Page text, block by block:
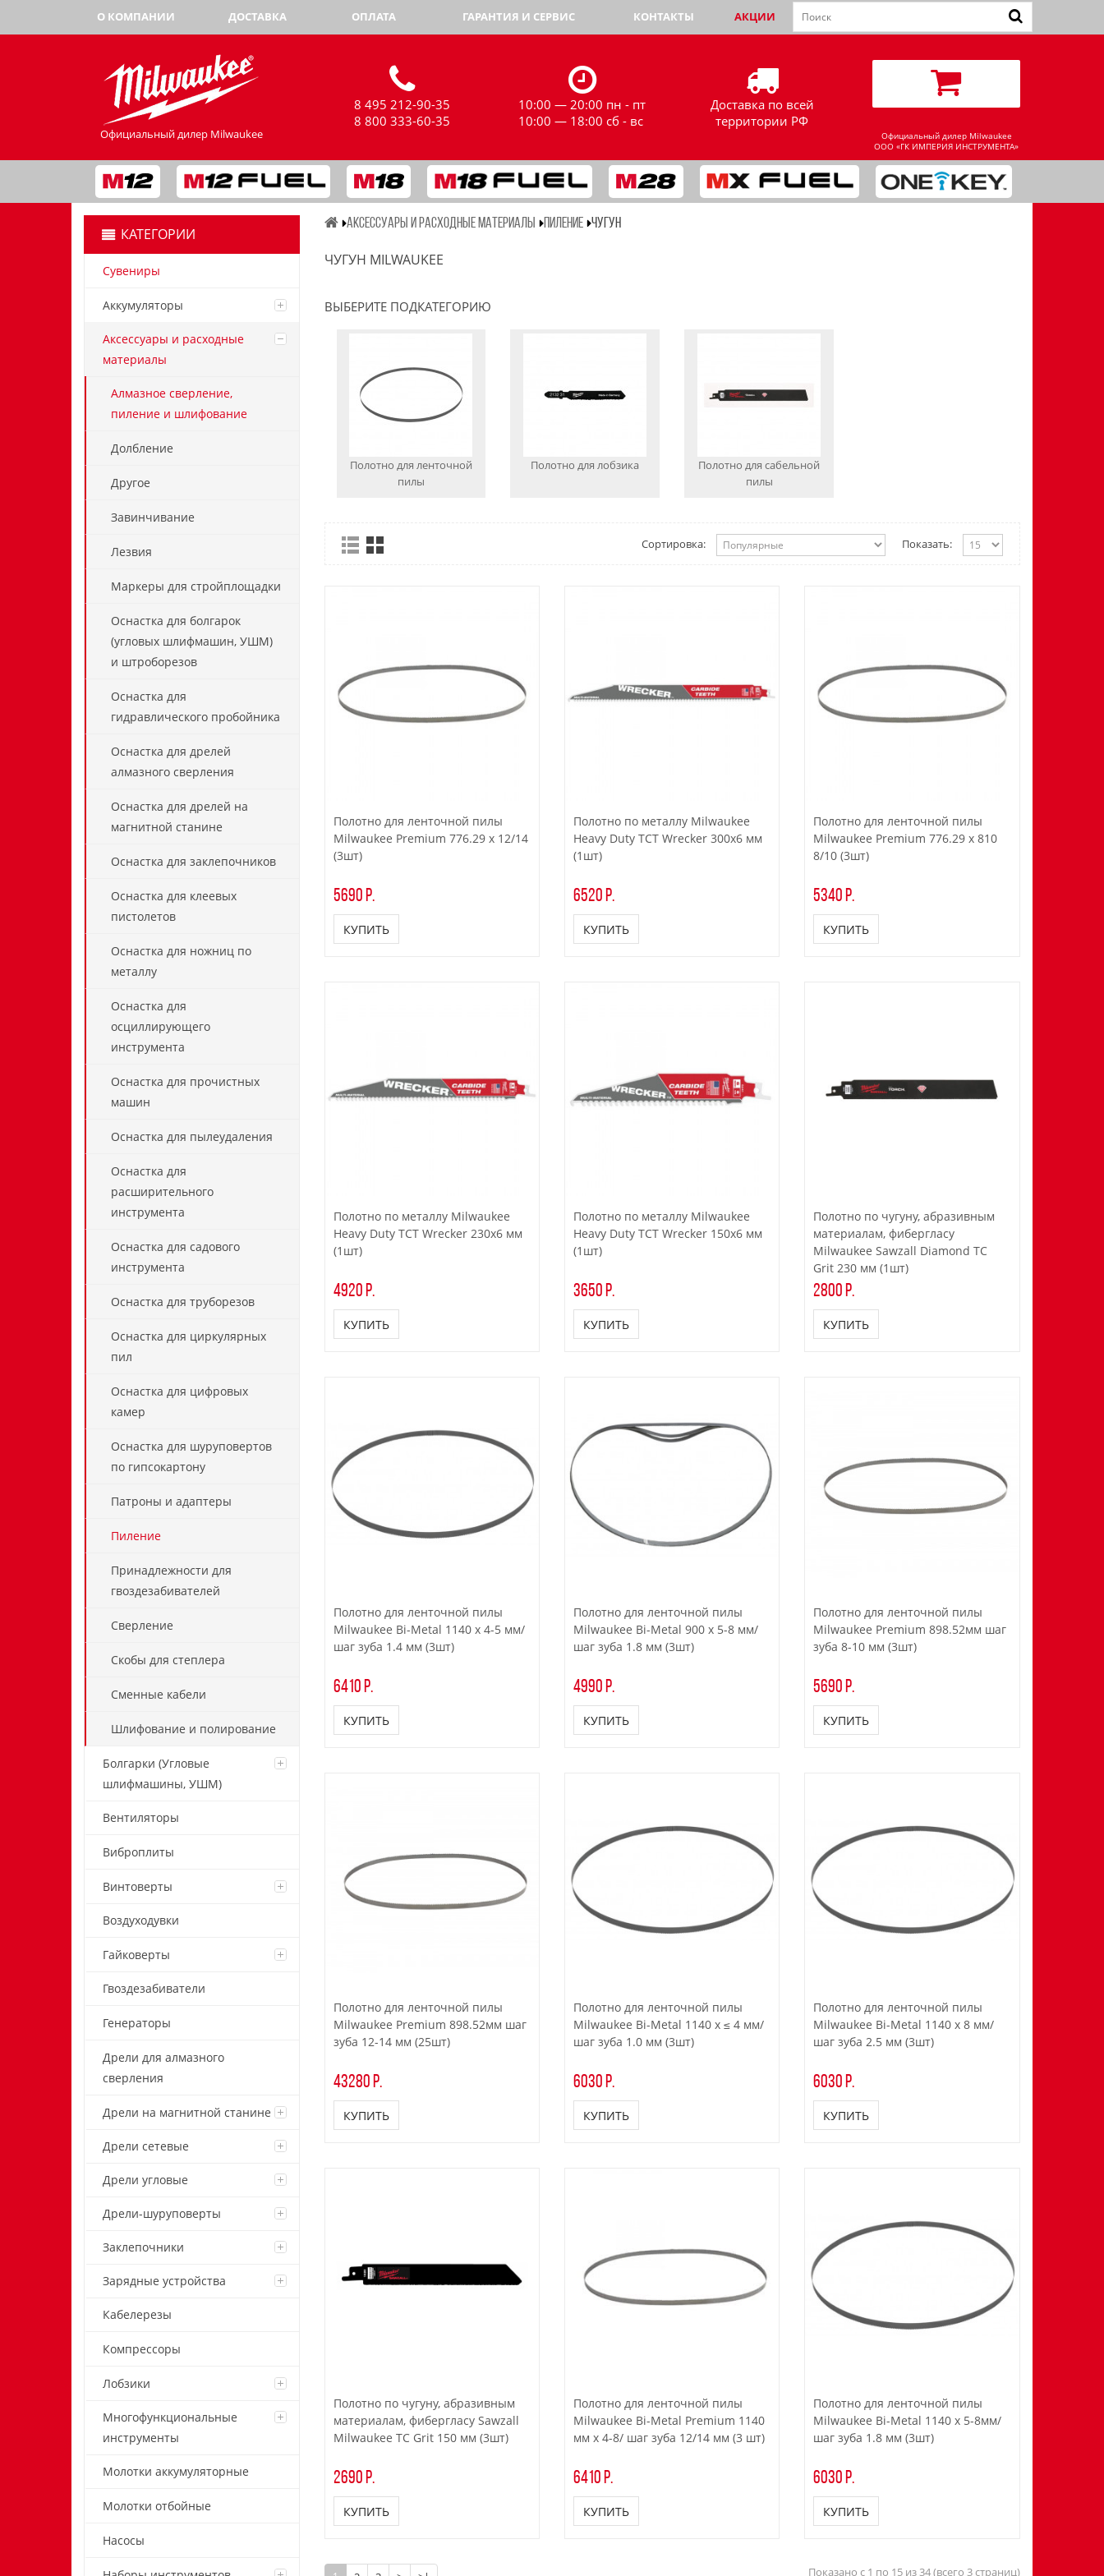
О КОМПАНИИ ДОСТАВКА ОПЛАТА ГАРАНТИЯ И СЕРВИС КОНТАКТЫ АКЦИИ
Официальный дилер Milwaukee
8 495 212-90-35
8 800 333-60-35
10:00 — 20:00 пн - пт
10:00 — 18:00 сб - вс
Доставка по всей
территории РФ
Официальный дилер Milwaukee
ООО «ГК ИМПЕРИЯ ИНСТРУМЕНТА»
КАТЕГОРИИ
Сувениры
Аккумуляторы
Аксессуары и расходные
материалы
Алмазное сверление,
пиление и шлифование
Долбление
Другое
Завинчивание
Лезвия
Маркеры для стройплощадки
Оснастка для болгарок
(угловых шлифмашин, УШМ)
и штроборезов
Оснастка для
гидравлического пробойника
Оснастка для дрелей
алмазного сверления
Оснастка для дрелей на
магнитной станине
Оснастка для заклепочников
Оснастка для клеевых
пистолетов
Оснастка для ножниц по
металлу
Оснастка для
осциллирующего
инструмента
Оснастка для прочистных
машин
Оснастка для пылеудаления
Оснастка для
расширительного
инструмента
Оснастка для садового
инструмента
Оснастка для труборезов
Оснастка для циркулярных
пил
Оснастка для цифровых
камер
Оснастка для шуруповертов
по гипсокартону
Патроны и адаптеры
Пиление
Принадлежности для
гвоздезабивателей
Сверление
Скобы для степлера
Сменные кабели
Шлифование и полирование
Болгарки (Угловые
шлифмашины, УШМ)
Вентиляторы
Виброплиты
Винтоверты
Воздуходувки
Гайковерты
Гвоздезабиватели
Генераторы
Дрели для алмазного
сверления
Дрели на магнитной станине
Дрели сетевые
Дрели угловые
Дрели-шуруповерты
Заклепочники
Зарядные устройства
Кабелерезы
Компрессоры
Лобзики
Многофункциональные
инструменты
Молотки аккумуляторные
Молотки отбойные
Насосы
АКСЕССУАРЫ И РАСХОДНЫЕ МАТЕРИАЛЫ ПИЛЕНИЕ ЧУГУН
ЧУГУН MILWAUKEE
ВЫБЕРИТЕ ПОДКАТЕГОРИЮ
Полотно для ленточной
пилы
Полотно для лобзика
Полотно для сабельной
пилы
Показать:
Сортировка:
Полотно для ленточной пилы
Milwaukee Premium 776.29 x 12/14
(3шт)
5690 р.
КУПИТЬ
Полотно по металлу Milwaukee
Heavy Duty TCT Wrecker 300х6 мм
(1шт)
6520 р.
КУПИТЬ
Полотно для ленточной пилы
Milwaukee Premium 776.29 x 810
8/10 (3шт)
5340 р.
КУПИТЬ
Полотно по металлу Milwaukee
Heavy Duty TCT Wrecker 230х6 мм
(1шт)
4920 р.
КУПИТЬ
Полотно по металлу Milwaukee
Heavy Duty TCT Wrecker 150х6 мм
(1шт)
3650 р.
КУПИТЬ
Полотно по чугуну, абразивным
материалам, фибергласу
Milwaukee Sawzall Diamond TC
Grit 230 мм (1шт)
2800 р.
КУПИТЬ
Полотно для ленточной пилы
Milwaukee Bi-Metal 1140 x 4-5 мм/
шаг зуба 1.4 мм (3шт)
6410 р.
КУПИТЬ
Полотно для ленточной пилы
Milwaukee Bi-Metal 900 x 5-8 мм/
шаг зуба 1.8 мм (3шт)
4990 р.
КУПИТЬ
Полотно для ленточной пилы
Milwaukee Premium 898.52мм шаг
зуба 8-10 мм (3шт)
5690 р.
КУПИТЬ
Полотно для ленточной пилы
Milwaukee Premium 898.52мм шаг
зуба 12-14 мм (25шт)
43280 р.
КУПИТЬ
Полотно для ленточной пилы
Milwaukee Bi-Metal 1140 x ≤ 4 мм/
шаг зуба 1.0 мм (3шт)
6030 р.
КУПИТЬ
Полотно для ленточной пилы
Milwaukee Bi-Metal 1140 x 8 мм/
шаг зуба 2.5 мм (3шт)
6030 р.
КУПИТЬ
Полотно по чугуну, абразивным
материалам, фибергласу Sawzall
Milwaukee TC Grit 150 мм (3шт)
2690 р.
КУПИТЬ
Полотно для ленточной пилы
Milwaukee Bi-Metal Premium 1140
мм x 4-8/ шаг зуба 12/14 мм (3 шт)
6410 р.
КУПИТЬ
Полотно для ленточной пилы
Milwaukee Bi-Metal 1140 x 5-8мм/
шаг зуба 1.8 мм (3шт)
6030 р.
КУПИТЬ
Показано с 1 по 15 из 34 (всего 3 страниц)